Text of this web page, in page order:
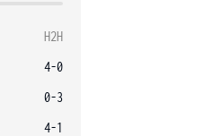
H2H
4-0
0-3
4-1